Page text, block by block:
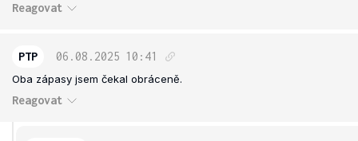
Reagovat
PTP 06.08.2025 10:41
Oba zápasy jsem čekal obráceně.
Reagovat